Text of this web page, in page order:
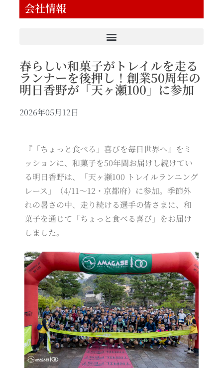
会社情報
春らしい和菓子がトレイルを走る
ランナーを後押し！創業50周年の
明日香野が「天ヶ瀬100」に参加
2026年05月12日
『「ちょっと食べる」喜びを毎日世界へ』をミ
ッションに、和菓子を50年間お届けし続けてい
る明日香野は、「天ヶ瀬100 トレイルランニング
レース」（4/11～12・京都府）に参加。季節外
れの暑さの中、走り続ける選手の皆さまに、和
菓子を通じて「ちょっと食べる喜び」をお届け
しました。